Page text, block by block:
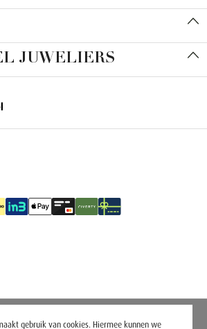
JUWELIERS
gebruik van cookies. Hiermee kunnen we